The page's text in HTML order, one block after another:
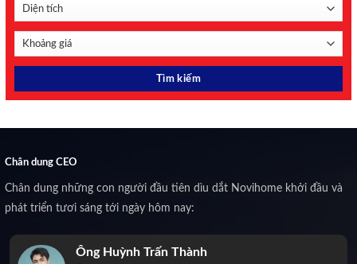
Chân dung CEO
Chân dung những con người đầu tiên dìu dắt Novihome khởi đầu và
phát triển tươi sáng tới ngày hôm nay:
Ông Huỳnh Trấn Thành